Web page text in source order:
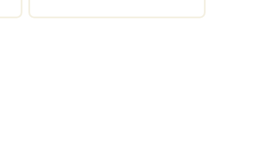
obsahuje 7.3 g čistých